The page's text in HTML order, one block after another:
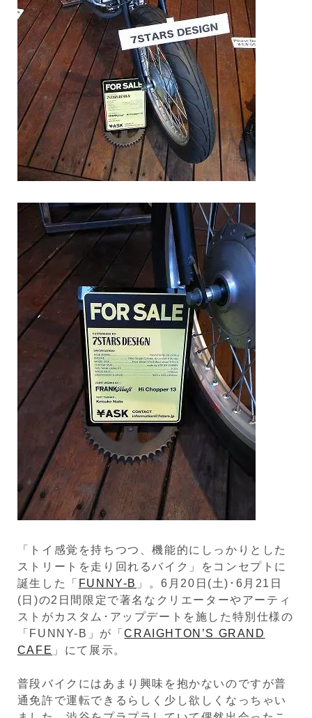
「トイ感覚を持ちつつ、機能的にしっかりとした
ストリートを走り回れるバイク」をコンセプトに
誕生した「 FUNNY-B 」。6月20日(土)･6月21日
(日)の2日間限定で著名なクリエーターやアーティ
ストがカスタム･アップデートを施した特別仕様の
「FUNNY-B」が「CRAIGHTON’S GRAND
CAFE 」にて展示。
普段バイクにはあまり興味を抱かないのですが普
通免許で運転できるらしく少し欲しくなっちゃい